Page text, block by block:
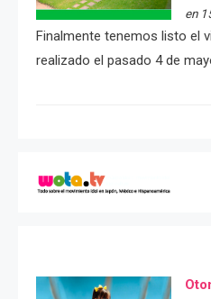
en
Finalmente tenemos listo el
realizado el pasado 4 de